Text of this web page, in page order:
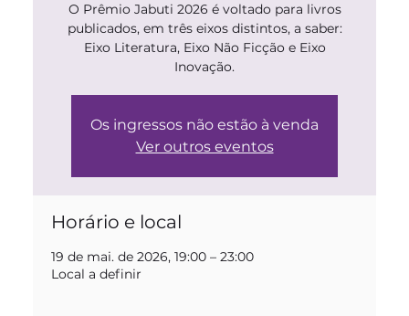
O Prêmio Jabuti 2026 é voltado para livros
publicados, em três eixos distintos, a saber:
Eixo Literatura, Eixo Não Ficção e Eixo
Inovação.
Os ingressos não estão à venda
Ver outros eventos
Horário e local
19 de mai. de 2026, 19:00 – 23:00
Local a definir